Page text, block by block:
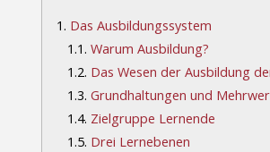
1. Das Ausbildungssystem
1.1. Warum Ausbildung?
1.2. Das Wesen der Ausbildung
1.3. Grundhaltungen und
1.4. Zielgruppe Lernende
1.5. Drei Lernebenen